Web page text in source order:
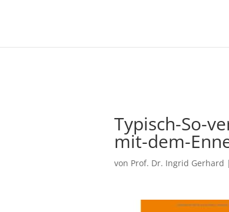
Typisch-So-
mit-dem-
von Prof. Dr. Ingrid Gerhard |